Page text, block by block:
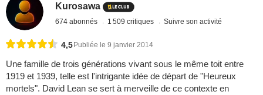
Kurosawa
674 abonnés 1 509 critiques Suivre son activité
4,5 Publiée le 9 janvier 2014
Une famille de trois générations vivant sous le même toit entre
1919 et 1939, telle est l'intrigante idée de départ de "Heureux
mortels". David Lean se sert à merveille de ce contexte en